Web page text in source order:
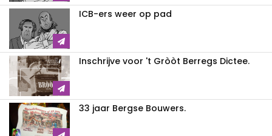
ICB-ers weer op pad
Inschrijve voor 't Gròòt Berregs Dictee.
33 jaar Bergse Bouwers.